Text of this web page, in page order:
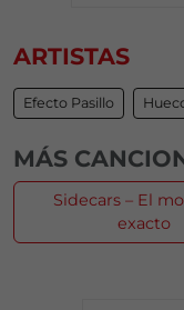
ARTISTAS
Efecto Pasillo
MÁS
Sidecars – El
exacto